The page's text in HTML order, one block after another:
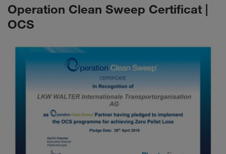
Operation Clean Sweep Certificat |
OCS